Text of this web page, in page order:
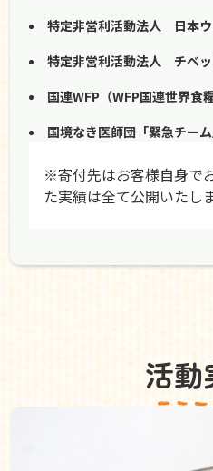
特定非営利活動法人 日本
特定非営利活動法人 チベ
国連WFP（WFP国連世界食
国境なき医師団「緊急チー
※寄付先はお客様自身で
た実績は全て公開いたしま
活動